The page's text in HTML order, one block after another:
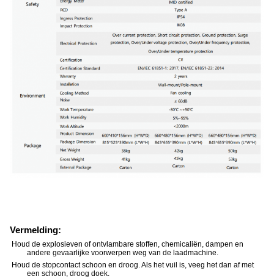
Vermelding:
Houd de explosieven of ontvlambare stoffen, chemicaliën, dampen en
andere gevaarlijke voorwerpen weg van de laadmachine.
Houd de stopcontact schoon en droog. Als het vuil is, veeg het dan af met
een schoon, droog doek.